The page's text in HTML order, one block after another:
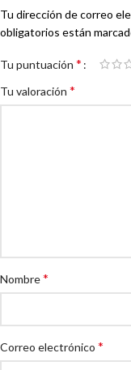
Tu dirección de correo
obligatorios están
Tu puntuación *
Tu valoración *
Nombre*
Correo electrónico *